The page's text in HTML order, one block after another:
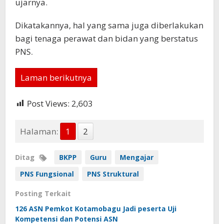
Dikatakannya, hal yang sama juga diberlakukan
bagi tenaga perawat dan bidan yang berstatus
PNS.
Laman berikutnya
Post Views: 2,603
Halaman: 1 2
Ditag BKPP Guru
Mengajar
PNS Fungsional
PNS Struktural
Posting Terkait
126 ASN Pemkot Kotamobagu Jadi peserta Uji
Kompetensi dan Potensi ASN